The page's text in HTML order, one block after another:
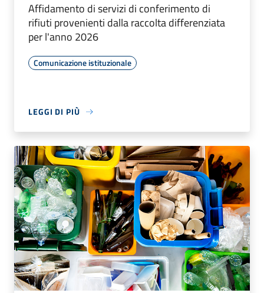
Affidamento di servizi di conferimento di
rifiuti provenienti dalla raccolta differenziata
per l'anno 2026
Comunicazione istituzionale
LEGGI DI PIÙ